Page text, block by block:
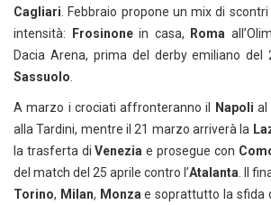
Cagliari. Febbraio propone un mix di
intensità:
Frosinonein casa, Roma
Dacia Arena, prima del derby emiliano del
Sassuolo.
A marzo i crociati affronteranno il Napoli al
alla Tardini, mentre il 21 marzo arriverà la
la trasferta diVenezia e prosegue con
del match del 25 aprile contro l’Atalanta. Il
Torino, Milan, Monzae soprattutto la sfida